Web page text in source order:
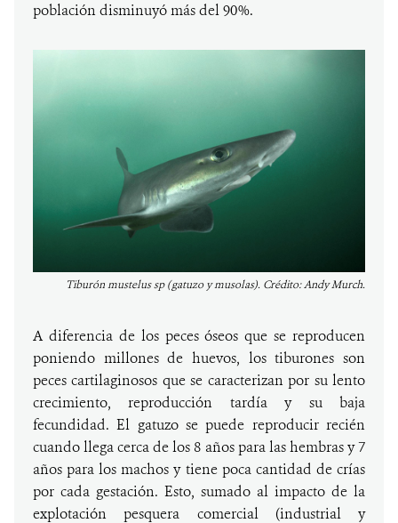
población disminuyó más del 90%.
Tiburón mustelus sp (gatuzo y musolas). Crédito: Andy Murch.
A diferencia de los peces óseos que se reproducen
poniendo millones de huevos, los tiburones son
peces cartilaginosos que se caracterizan por su lento
crecimiento, reproducción tardía y su baja
fecundidad. El gatuzo se puede reproducir recién
cuando llega cerca de los 8 años para las hembras y 7
años para los machos y tiene poca cantidad de crías
por cada gestación. Esto, sumado al impacto de la
explotación pesquera comercial (industrial y